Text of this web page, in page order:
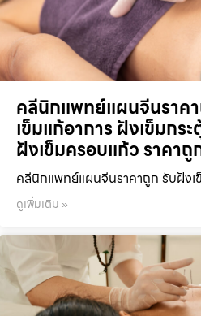
คลีนิกแพทย์แผนจีนราค
เข็มแก้อาการ ฝังเข็มกร
ฝังเข็มครอบแก้ว ราคาถู
คลีนิกแพทย์แผนจีนราคาถูก รับฝังเ
ดูเพิ่มเติม »